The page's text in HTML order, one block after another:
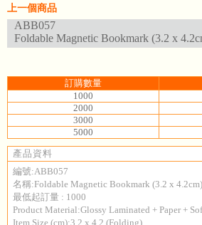
上一個商品
ABB057
Foldable Magnetic Bookmark (3.2 x
訂購數量
1000
2000
3000
5000
產品資料
編號:ABB057
名稱:Foldable Magnetic Bookmark (3.2 x 4.2cm)
最低起訂量 : 1000
Product Material:Glossy Laminated + Paper +
Item Size (cm):3.2 x 4.2 (Folding)